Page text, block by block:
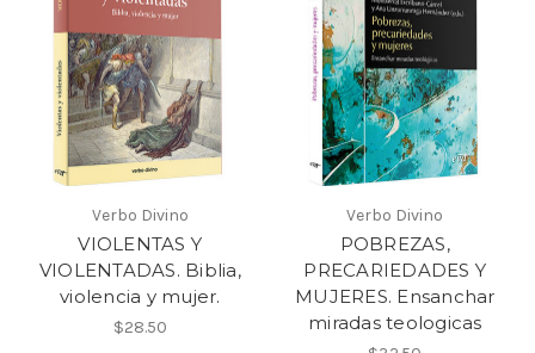
Verbo Divino
VIOLENTAS Y
VIOLENTADAS. Biblia,
violencia y mujer.
$28.50
Verbo Divino
POBREZAS,
PRECARIEDADES Y
MUJERES. Ensanchar
miradas teologicas